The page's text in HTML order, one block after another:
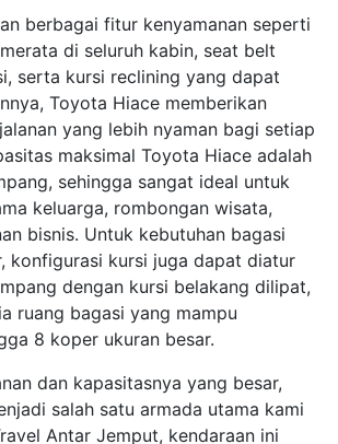
berbagai fitur kenyamanan seperti
di seluruh kabin, seat belt
serta kursi reclining yang dapat
Toyota Hiace memberikan
yang lebih nyaman bagi setiap
maksimal Toyota Hiace adalah
sehingga sangat ideal untuk
keluarga, rombongan wisata,
bisnis. Untuk kebutuhan bagasi
konfigurasi kursi juga dapat diatur
dengan kursi belakang dilipat,
ruang bagasi yang mampu
8 koper ukuran besar.
dan kapasitasnya yang besar,
salah satu armada utama kami
Antar Jemput, kendaraan ini